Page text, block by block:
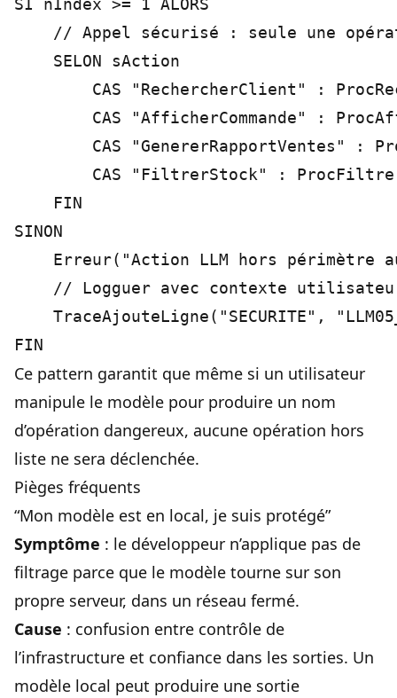
SI nIndex >= 1 ALORS
// Appel sécurisé : seule une
    SELON sAction
CAS "RechercherClient" :
CAS "AfficherCommande" :
CAS "GenererRapportVentes" :
CAS "FiltrerStock" :
    FIN
SINON
Erreur("Action LLM hors périmètre
// Logguer avec contexte
TraceAjouteLigne("SECURITE",
Ce pattern garantit que même si un utilisateur
manipule le modèle pour produire un nom
d’opération dangereux, aucune opération hors
liste ne sera déclenchée.
Pièges fréquents
“Mon modèle est en local, je suis protégé”
Symptôme : le développeur n’applique pas de
filtrage parce que le modèle tourne sur son
propre serveur, dans un réseau fermé.
Cause : confusion entre contrôle de
l’infrastructure et confiance dans les sorties. Un
modèle local peut produire une sortie